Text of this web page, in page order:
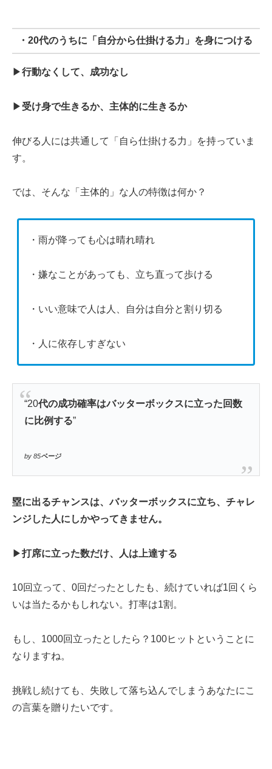
・20代のうちに「自分から仕掛ける力」を身につける
▶︎行動なくして、成功なし
▶︎ 受け身で生きるか、主体的に生きるか
伸びる人には共通して「自ら仕掛ける力」を持っていま
す。
では、そんな「主体的」な人の特徴は何か？
・雨が降っても心は晴れ晴れ
・嫌なことがあっても、立ち直って歩ける
・いい意味で人は人、自分は自分と割り切る
・人に依存しすぎない
“20代の成功確率はバッターボックスに立った回数
に比例する”
by 85ページ
塁に出るチャンスは、バッターボックスに立ち、チャレ
ンジした人にしかやってきません。
▶︎打席に立った数だけ、人は上達する
10回立って、0回だったとしたも、続けていれば1回くら
いは当たるかもしれない。打率は1割。
もし、1000回立ったとしたら？100ヒットということに
なりますね。
挑戦し続けても、失敗して落ち込んでしまうあなたにこ
の言葉を贈りたいです。